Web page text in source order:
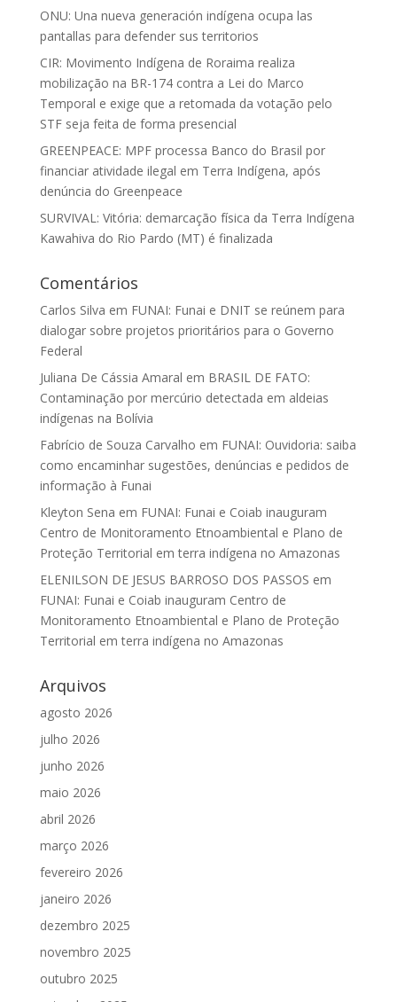
ONU: Una nueva generación indígena ocupa las
pantallas para defender sus territorios
CIR: Movimento Indígena de Roraima realiza
mobilização na BR-174 contra a Lei do Marco
Temporal e exige que a retomada da votação pelo
STF seja feita de forma presencial
GREENPEACE: MPF processa Banco do Brasil por
financiar atividade ilegal em Terra Indígena, após
denúncia do Greenpeace
SURVIVAL: Vitória: demarcação física da Terra Indígena
Kawahiva do Rio Pardo (MT) é finalizada
Comentários
Carlos Silva em FUNAI: Funai e DNIT se reúnem para
dialogar sobre projetos prioritários para o Governo
Federal
Juliana De Cássia Amaral em BRASIL DE FATO:
Contaminação por mercúrio detectada em aldeias
indígenas na Bolívia
Fabrício de Souza Carvalho em FUNAI: Ouvidoria: saiba
como encaminhar sugestões, denúncias e pedidos de
informação à Funai
Kleyton Sena em FUNAI: Funai e Coiab inauguram
Centro de Monitoramento Etnoambiental e Plano de
Proteção Territorial em terra indígena no Amazonas
ELENILSON DE JESUS BARROSO DOS PASSOS em
FUNAI: Funai e Coiab inauguram Centro de
Monitoramento Etnoambiental e Plano de Proteção
Territorial em terra indígena no Amazonas
Arquivos
agosto 2026
julho 2026
junho 2026
maio 2026
abril 2026
março 2026
fevereiro 2026
janeiro 2026
dezembro 2025
novembro 2025
outubro 2025